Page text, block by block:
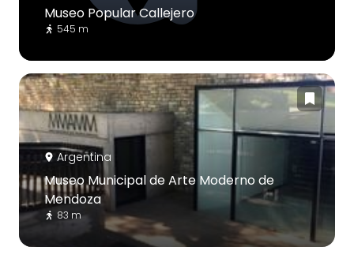
Museo Popular Callejero
545 m
Argentina
Museo Municipal de Arte Moderno de
Mendoza
83 m